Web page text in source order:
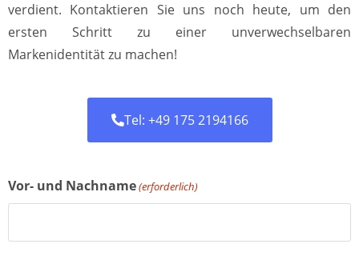
verdient. Kontaktieren Sie uns noch heute, um den
ersten Schritt zu einer unverwechselbaren
Markenidentität zu machen!
Tel: +49 175 2194166
Vor- und Nachname(erforderlich)